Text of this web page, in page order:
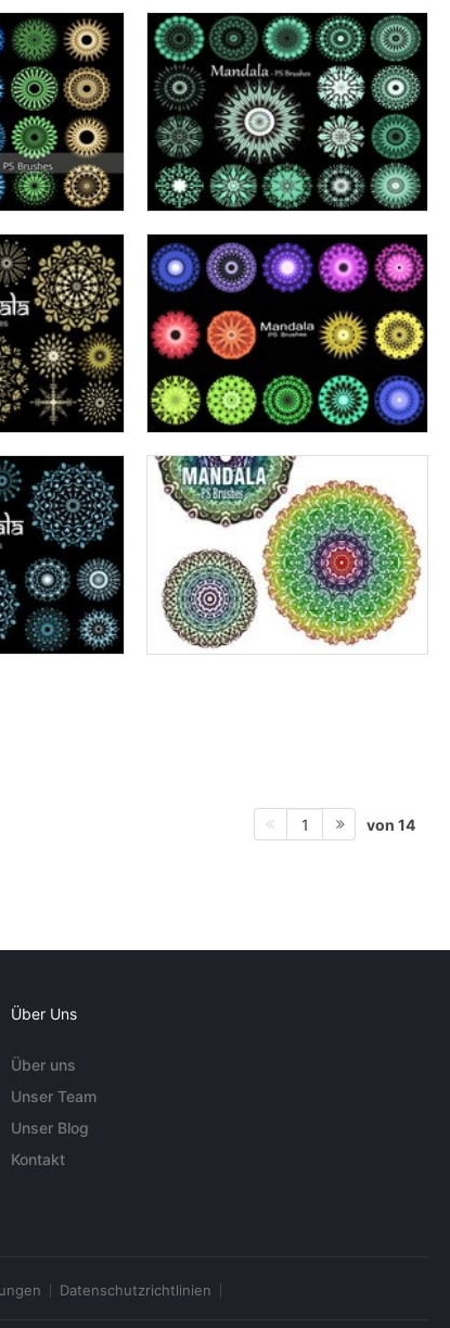
1 von 14
Über Uns
Über uns
Unser Team
Unser Blog
Kontakt
Datenschutzrichtlinien